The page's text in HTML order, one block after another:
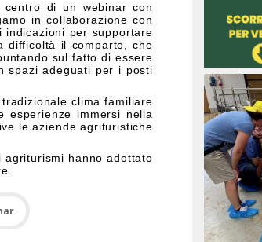
di un webinar con
in collaborazione con
per supportare
difficoltà il comparto, che
sul fatto di essere
spazi adeguati per i posti
clima familiare
immersi nella
le aziende agrituristiche
hanno adottato